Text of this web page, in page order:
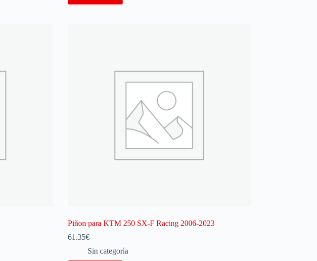
Piñon para KTM 250 SX-F Racing 2006-2023
61.35€
Sin categoría